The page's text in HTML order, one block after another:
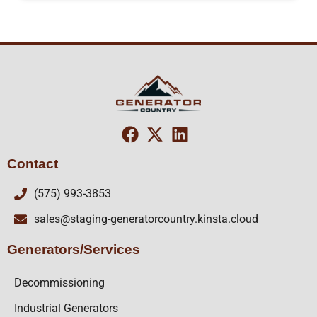
Contact
(575) 993-3853
sales@staging-generatorcountry.kinsta.cloud
Generators/Services
Decommissioning
Industrial Generators